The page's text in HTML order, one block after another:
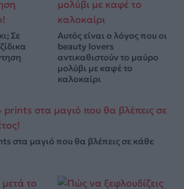
Σε
Αυτός είναι ο λόγος που οι
beauty lovers
αντικαθιστούν το μαύρο
μολύβι με καφέ το
καλοκαίρι
στα μαγιό που θα βλέπεις σε κάθε